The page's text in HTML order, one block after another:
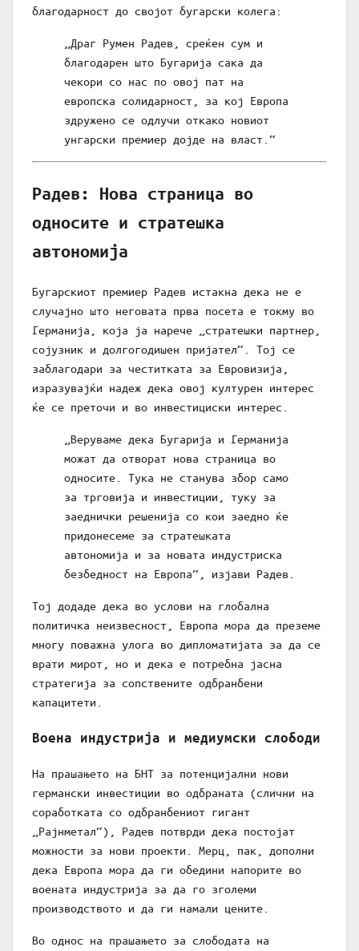
благодарност до својот бугарски колега:
„Драг Румен Радев, среќен сум и
благодарен што Бугарија сака да
чекори со нас по овој пат на
европска солидарност, за кој Европа
здружено се одлучи откако новиот
унгарски премиер дојде на власт.“
Радев: Нова страница во
односите и стратешка
автономија
Бугарскиот премиер Радев истакна дека не е
случајно што неговата прва посета е токму во
Германија, која ја нарече „стратешки партнер,
сојузник и долгогодишен пријател“. Тој се
заблагодари за честитката за Евровизија,
изразувајќи надеж дека овој културен интерес
ќе се преточи и во инвестициски интерес.
„Веруваме дека Бугарија и Германија
можат да отворат нова страница во
односите. Тука не станува збор само
за трговија и инвестиции, туку за
заеднички решенија со кои заедно ќе
придонесеме за стратешката
автономија и за новата индустриска
безбедност на Европа“, изјави Радев.
Тој додаде дека во услови на глобална
политичка неизвесност, Европа мора да преземе
многу поважна улога во дипломатијата за да се
врати мирот, но и дека е потребна јасна
стратегија за сопствените одбранбени
капацитети.
Воена индустрија и медиумски слободи
На прашањето на БНТ за потенцијални нови
германски инвестиции во одбраната (слични на
соработката со одбранбениот гигант
„Рајнметал“), Радев потврди дека постојат
можности за нови проекти. Мерц, пак, дополни
дека Европа мора да ги обедини напорите во
воената индустрија за да го зголеми
производството и да ги намали цените.
Во однос на прашањето за слободата на